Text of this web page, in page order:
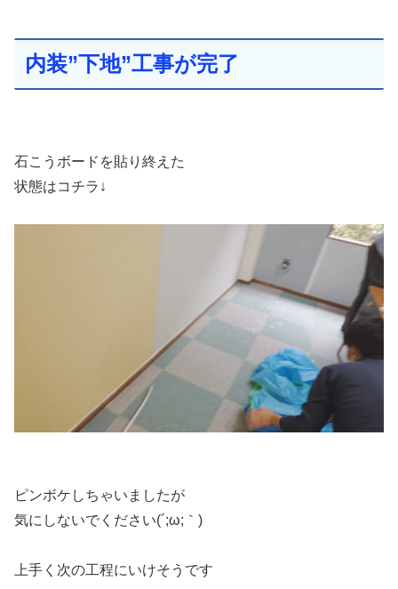
内装”下地”工事が完了
石こうボードを貼り終えた
状態はコチラ↓
ピンボケしちゃいましたが
気にしないでください(´;ω;｀)
上手く次の工程にいけそうです